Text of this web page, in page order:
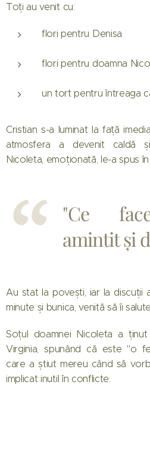
Toți au venit cu:
flori pentru Denisa
flori pentru doamna
un tort pentru întreaga
Cristian s-a luminat la față
atmosfera a devenit caldă
Nicoleta, emoționată, le-a spus în
"Ce
amintit și
Au stat la povești, iar la discuții
minute și bunica, venită să îi salute.
Soțul doamnei Nicoleta a
Virginia, spunând că este "o
care a știut mereu când să
implicat inutil în conflicte.